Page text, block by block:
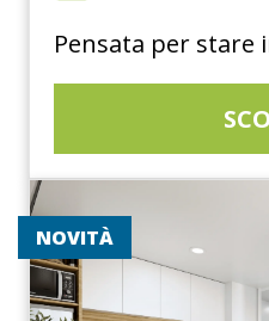
Pensata per stare
NOVITÀ